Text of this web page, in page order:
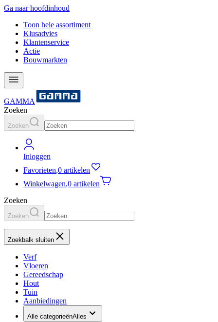
Ga naar hoofdinhoud
Toon hele assortiment
Klusadvies
Klantenservice
Actie
Bouwmarkten
GAMMA
Zoeken
Zoeken
Inloggen
Favorieten,0 artikelen
Winkelwagen,0 artikelen
Zoeken
Zoeken
Zoekbalk sluiten
Verf
Vloeren
Gereedschap
Hout
Tuin
Aanbiedingen
Alle categorieënAlles